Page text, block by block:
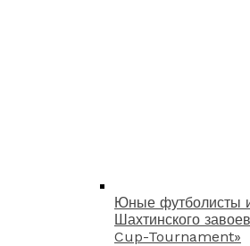
Юные футболисты
Шахтинского
Cup-Tournament»